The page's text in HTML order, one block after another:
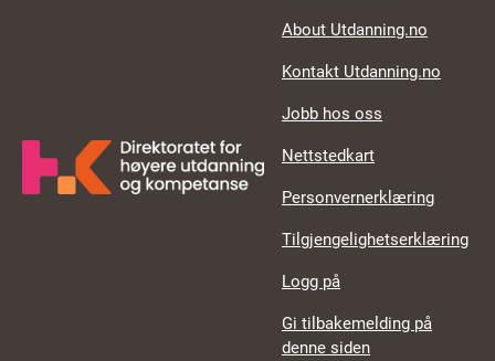
About Utdanning.no
Kontakt Utdanning.no
Jobb hos oss
Nettstedkart
Personvernerklæring
Tilgjengelighetserklæring
Logg på
Gi tilbakemelding på
denne siden